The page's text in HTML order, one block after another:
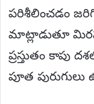
పరిశీలించడం
మాట్లాడుతూ
ప్రస్తుతం కాపు
పూత